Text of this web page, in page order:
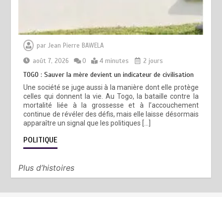
parJean Pierre BAWELA
août 7, 2026
0 4 minutes 2 jours
TOGO : Sauver la mère devient un indicateur de civilisation
Une société se juge aussi à la manière dont elle protège
celles qui donnent la vie. Au Togo, la bataille contre la
mortalité liée à la grossesse et à l’accouchement
continue de révéler des défis, mais elle laisse désormais
apparaître un signal que les politiques […]
POLITIQUE
Plus d’histoires